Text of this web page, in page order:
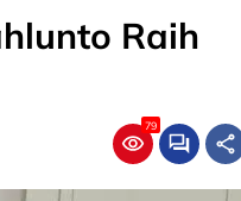
Raih
79